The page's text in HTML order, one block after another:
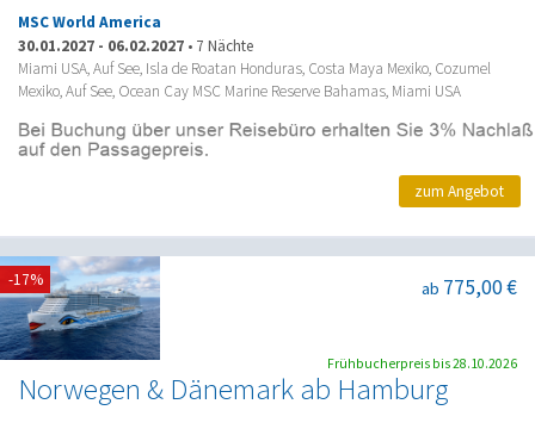
MSC World America
30.01.2027 - 06.02.2027 • 7 Nächte
Miami USA, Auf See, Isla de Roatan Honduras, Costa Maya Mexiko, Cozumel
Mexiko, Auf See, Ocean Cay MSC Marine Reserve Bahamas, Miami USA
zum Angebot
Norwegen & Dänemark ab Hamburg
ab 775,00 €
-17%
Frühbucherpreis bis 28.10.2026